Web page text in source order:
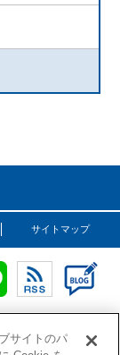
サイトマップ
サイトのパ